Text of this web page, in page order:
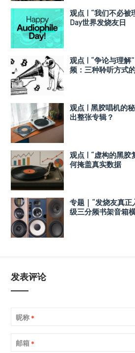
观点 | “我们不必被
Day世界发烧友日
观点 | “争论与理解
频：三种聆听方式
观点 | 黑胶唱机的
出整张专辑？
观点 | “虚构的黑胶
何掩盖真实数据
专题｜“发烧友真正
级三分频书架音箱
发表评论
昵称 *
邮箱 *